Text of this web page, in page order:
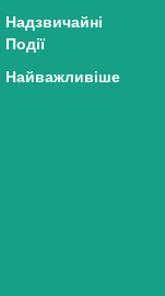
Надзвичайні
Події
Найважливіше